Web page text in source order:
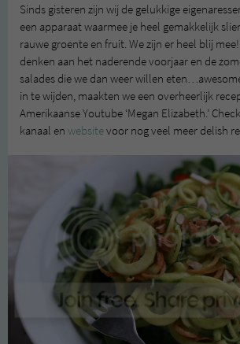
Sinds gisteren zijn wij de gelukkige
een apparaat waarmee je heel gemakkelijk
rauwe groente en fruit. We zijn er heel blij
denken aan het naderende voorjaar en de
salades die we dan weer willen
in te wijden, maakten we een overheerlijk
Amerikaanse Youtube ‘Megan Elizabeth.’
kanaal en websitevoor nog veel meer delish